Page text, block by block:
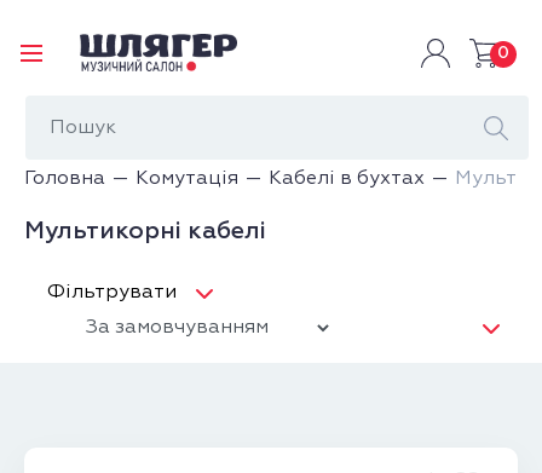
0
Головна Комутація Кабелі в бухтах
Мультикорні кабелі
Фільтрувати